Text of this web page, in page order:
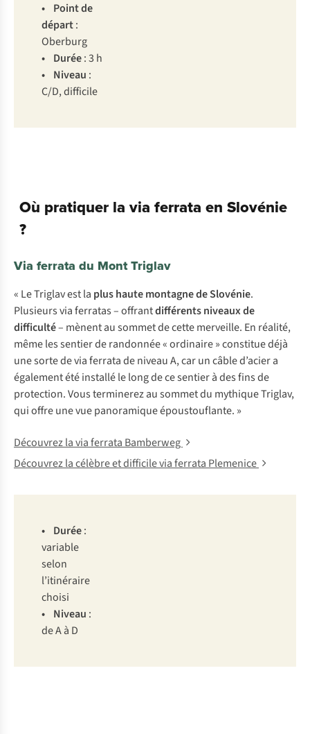
• Pointde
départ:
Oberburg
• Durée: 3 h
• Niveau :
C/D,difficile
Où pratiquer la via ferrata en Slovénie
?
Via ferrata du Mont Triglav
« Le Triglav est la plus haute montagne de Slovénie.
Plusieurs via ferratas – offrantdifférents niveaux de
difficulté– mènent au sommet de cette merveille. En réalité,
même les sentier de randonnée « ordinaire » constitue déjà
une sorte de via ferrata de niveau A, car un câble d’acier a
également été installé le long de ce sentier à des fins de
protection. Vous terminerez au sommet du mythique Triglav,
qui offre une vue panoramique époustouflante. »
Découvrez la via ferrata Bamberweg
Découvrez la célèbre et difficile via ferrata Plemenice
• Durée:
variable
selon
l’itinéraire
choisi
• Niveau :
de A à D